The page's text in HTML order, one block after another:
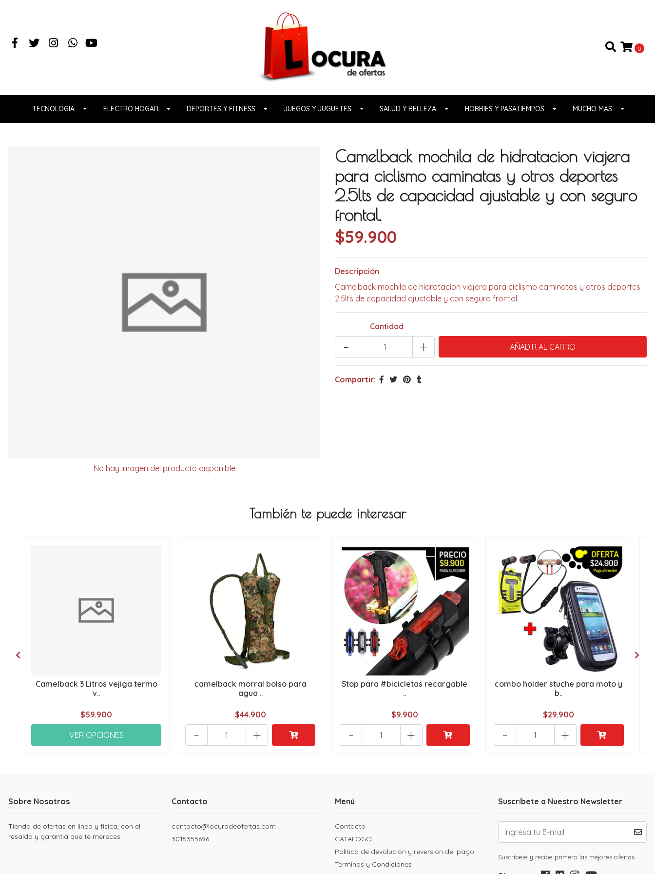
0
TECNOLOGIA ELECTRO HOGAR DEPORTES Y FITNESS JUEGOS Y JUGUETES SALUD Y BELLEZA HOBBIES Y PASATIEMPOS MUCHO MAS
No hay imagen del producto disponible
Camelback mochila de hidratacion viajera
para ciclismo caminatas y otros deportes
2.5lts de capacidad ajustable y con seguro
frontal.
$59.900
Descripción
Camelback mochila de hidratacion viajera para ciclismo caminatas y otros deportes
2.5lts de capacidad ajustable y con seguro frontal.
Cantidad
+
-
Compartir:
También te puede interesar
Camelback 3 Litros vejiga termo
v..
$59.900
VER OPCIONES
camelback morral bolso para
agua ..
$44.900
+
-
Stop para #bicicletas recargable
..
$9.900
+
-
combo holder stuche para moto y
b..
$29.900
+
-
Sobre Nosotros
Tienda de ofertas en linea y fisica, con el
resaldo y garantia que te mereces.
Contacto
contacto@locuradeofertas.com
3015355696
Menú
Contacto
CATALOGO
Política de devolución y reversión del pago
Terminos y Condiciones
Suscríbete a Nuestro Newsletter
Suscribete y recibe primero las mejores ofertas.